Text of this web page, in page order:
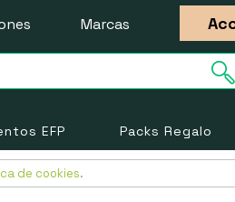
Marcas
EFP Packs Regalo
de cookies.